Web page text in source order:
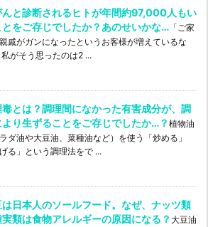
んと診断されるヒトが年間約97,000人もい
とをご存じでしたか？あのせいかな… 「ご家
戚がガンになったというお客様が増えているな
私がそう思ったのは2 ...
とは？調理間になかった有害成分が、調
り生ずることをご存じでしたか…？ 植物油
ラダ油や大豆油、菜種油など）を使う「炒める」
げる」という調理法をで ...
日本人のソールフード。なぜ、ナッツ類
類は食物アレルギーの原因になる？ 大豆油